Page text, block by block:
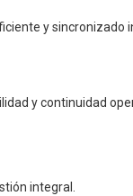
y sincronizado
y continuidad
integral.